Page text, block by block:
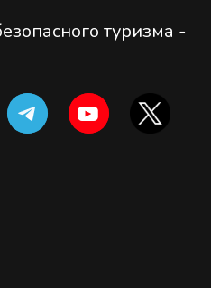
туризма -